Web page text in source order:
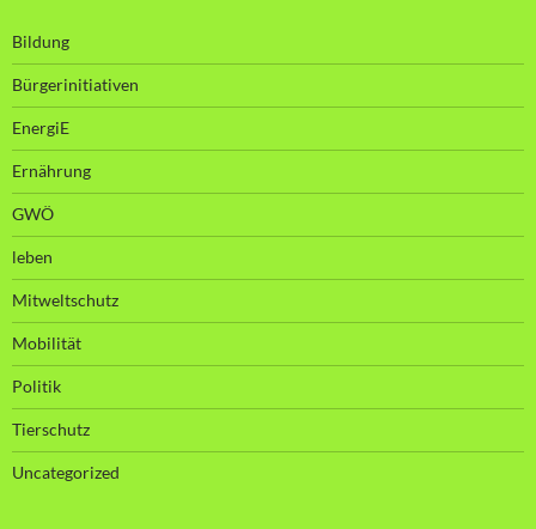
Bildung
Bürgerinitiativen
EnergiE
Ernährung
GWÖ
leben
Mitweltschutz
Mobilität
Politik
Tierschutz
Uncategorized